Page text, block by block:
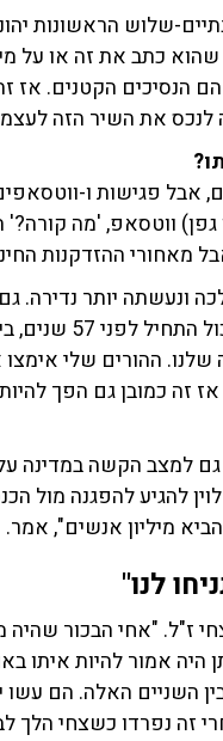
שלוש הראשונות
שהוא כתב את זה או על
הנסיכים הקטנים. אז
לנכס את השיר הזה
אבל פגישות ו-
גפן) ווטסאפ, 'מה
מאחורי ההזדקנות
ונעשתה יותר נדירה.
לא הוסיף
ההורים שלי אימצו
זה כמובן גם הפך
למצב הקשה במדינה
להגיע להפגנה מול
מיליון אנשים", אמר.
לנו"
היה אמור להיות
השניים האלה. הם
הלך לבה"ד 1 ויהונתן נשאר